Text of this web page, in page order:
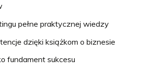
pełne praktycznej wiedzy
dzięki książkom o biznesie
fundament sukcesu